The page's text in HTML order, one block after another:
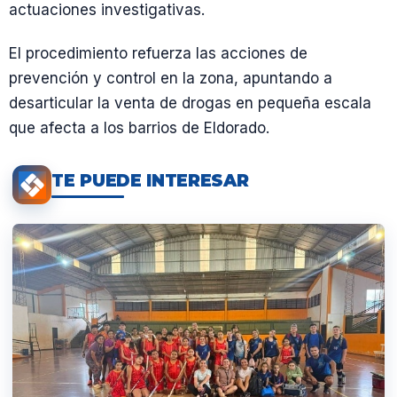
actuaciones investigativas.
El procedimiento refuerza las acciones de
prevención y control en la zona, apuntando a
desarticular la venta de drogas en pequeña escala
que afecta a los barrios de Eldorado.
TE PUEDE INTERESAR